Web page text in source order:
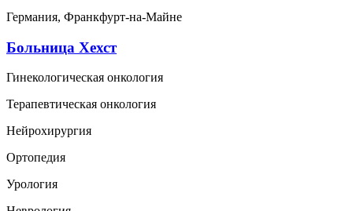
Германия, Франкфурт-на-Майне
Больница Хехст
Гинекологическая онкология
Терапевтическая онкология
Нейрохирургия
Ортопедия
Урология